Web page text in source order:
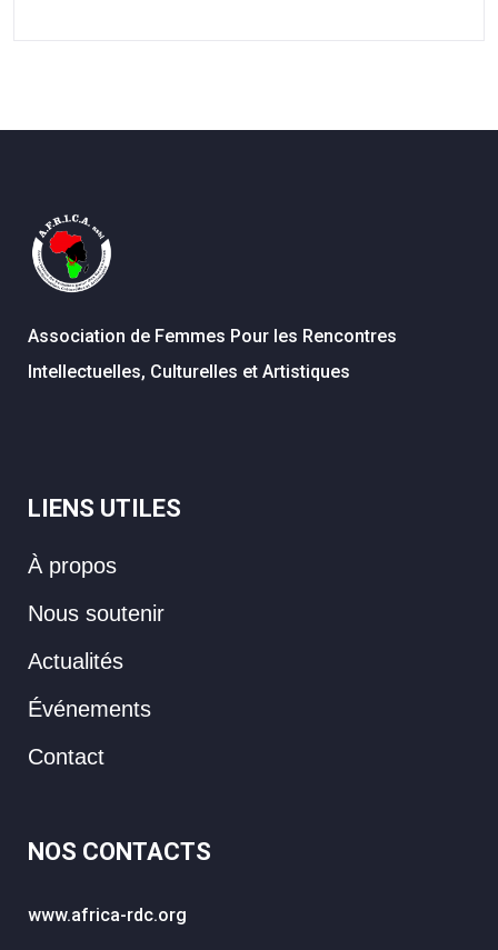
Association de Femmes Pour les Rencontres
Intellectuelles, Culturelles et Artistiques
LIENS UTILES
À propos
Nous soutenir
Actualités
Événements
Contact
NOS CONTACTS
www.africa-rdc.org